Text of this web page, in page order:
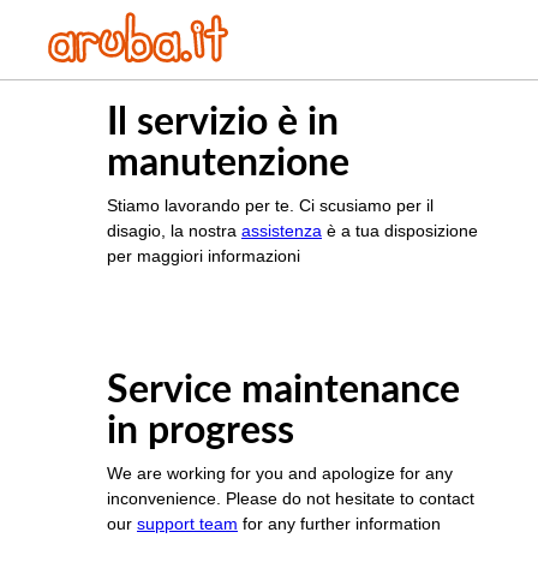
Il servizio è in
manutenzione
Stiamo lavorando per te. Ci scusiamo per il
disagio, la nostra assistenza è a tua disposizione
per maggiori informazioni
Service maintenance
in progress
We are working for you and apologize for any
inconvenience. Please do not hesitate to contact
our support team for any further information